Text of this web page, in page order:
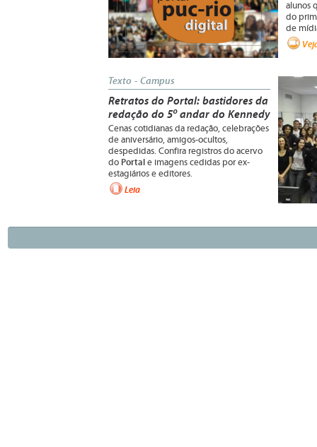
alunos
do
de
Texto - Campus
Retratos do Portal: bastidores da
redação do 5º andar do Kennedy
Cenas cotidianas da redação, celebrações
de aniversário, amigos-ocultos,
despedidas. Confira registros do acervo
do Portal e imagens cedidas por ex-
estagiários e editores.
Leia